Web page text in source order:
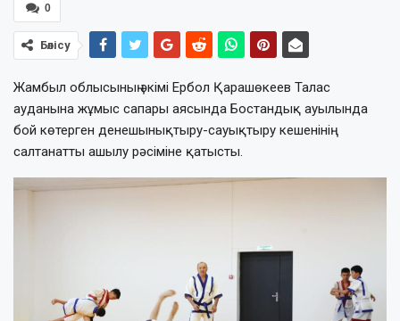
0
Бөлісу
Жамбыл облысының әкімі Ербол Қарашөкеев Талас
ауданына жұмыс сапары аясында Бостандық ауылында
бой көтерген денешынықтыру-сауықтыру кешенінің
салтанатты ашылу рәсіміне қатысты.